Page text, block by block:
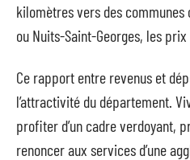
kilomètres vers des communes
ou Nuits-Saint-Georges, les
Ce rapport entre revenus et
l’attractivité du département.
profiter d’un cadre verdoyant,
renoncer aux services d’une